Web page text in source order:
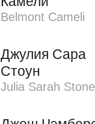
Belmont Cameli
Джулия Сара
Стоун
Julia Sarah Stone